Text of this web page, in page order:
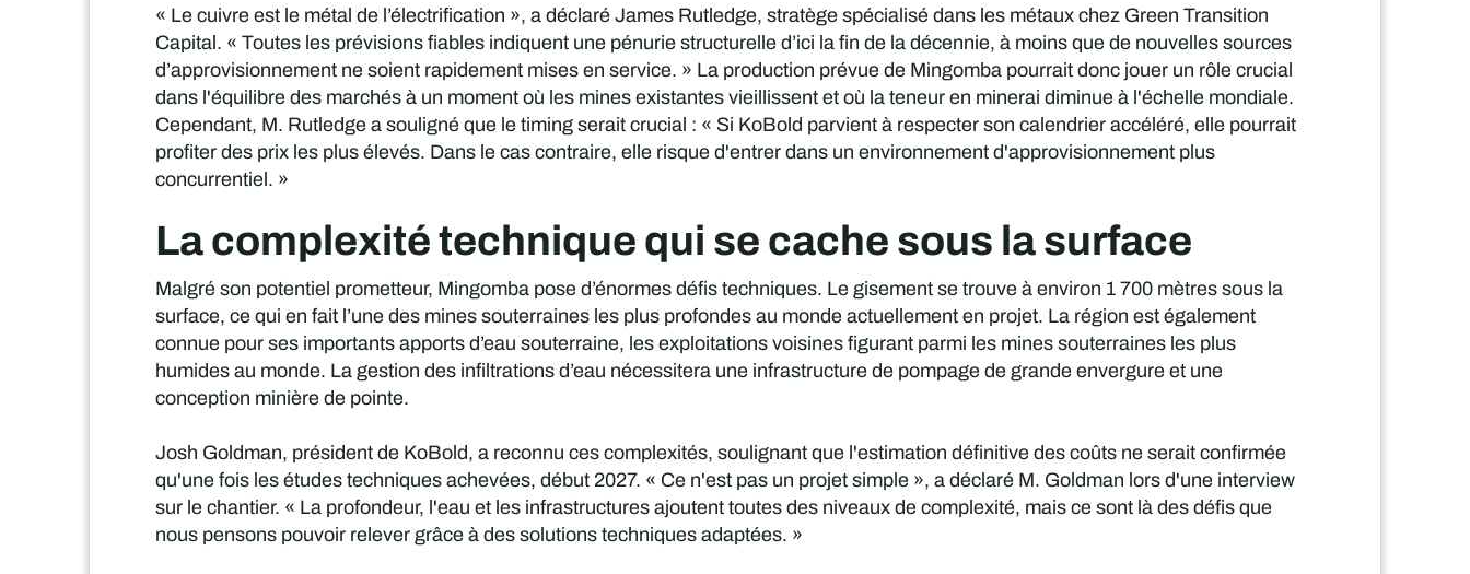
« Le cuivre est le métal de l’électrification », a déclaré James Rutledge, stratège spécialisé dans les métaux chez Green Transition
Capital. « Toutes les prévisions fiables indiquent une pénurie structurelle d’ici la fin de la décennie, à moins que de nouvelles sources
d’approvisionnement ne soient rapidement mises en service. » La production prévue de Mingomba pourrait donc jouer un rôle crucial
dans l'équilibre des marchés à un moment où les mines existantes vieillissent et où la teneur en minerai diminue à l'échelle mondiale.
Cependant, M. Rutledge a souligné que le timing serait crucial : « Si KoBold parvient à respecter son calendrier accéléré, elle pourrait
profiter des prix les plus élevés. Dans le cas contraire, elle risque d'entrer dans un environnement d'approvisionnement plus
concurrentiel. »
La complexité technique qui se cache sous la surface
Malgré son potentiel prometteur, Mingomba pose d’énormes défis techniques. Le gisement se trouve à environ 1 700 mètres sous la
surface, ce qui en fait l’une des mines souterraines les plus profondes au monde actuellement en projet. La région est également
connue pour ses importants apports d’eau souterraine, les exploitations voisines figurant parmi les mines souterraines les plus
humides au monde. La gestion des infiltrations d’eau nécessitera une infrastructure de pompage de grande envergure et une
conception minière de pointe.
Josh Goldman, président de KoBold, a reconnu ces complexités, soulignant que l'estimation définitive des coûts ne serait confirmée
qu'une fois les études techniques achevées, début 2027. « Ce n'est pas un projet simple », a déclaré M. Goldman lors d'une interview
sur le chantier. « La profondeur, l'eau et les infrastructures ajoutent toutes des niveaux de complexité, mais ce sont là des défis que
nous pensons pouvoir relever grâce à des solutions techniques adaptées. »